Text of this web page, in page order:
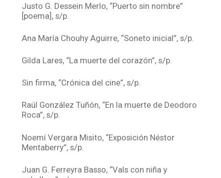
Justo G. Dessein Merlo, “Puerto sin nombre”
[poema], s/p.
Ana María Chouhy Aguirre, “Soneto inicial”, s/p.
Gilda Lares, “La muerte del corazón”, s/p.
Sin firma, “Crónica del cine”, s/p.
Raúl González Tuñón, “En la muerte de Deodoro
Roca”, s/p.
Noemí Vergara Misito, “Exposición Néstor
Mentaberry”, s/p.
Juan G. Ferreyra Basso, “Vals con niña y